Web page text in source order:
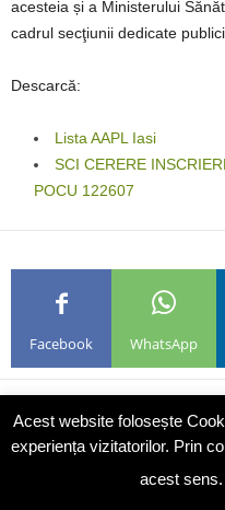
acesteia și a Ministerului
cadrul secţiunii dedicate
Descarcă:
Lista AAPL Iasi
SCI CERERE
POCU 122607
Facebook WhatsApp
Previous article
Săptămâna mondială a
Acest website folosește
experiența vizitatorilor. Prin
acest sens.